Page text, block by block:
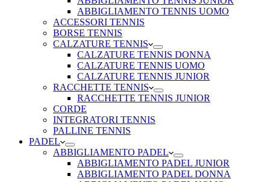
ABBIGLIAMENTO TENNIS UOMO
ACCESSORI TENNIS
BORSE TENNIS
CALZATURE TENNIS
CALZATURE TENNIS DONNA
CALZATURE TENNIS UOMO
CALZATURE TENNIS JUNIOR
RACCHETTE TENNIS
RACCHETTE TENNIS JUNIOR
CORDE
INTEGRATORI TENNIS
PALLINE TENNIS
PADEL
ABBIGLIAMENTO PADEL
ABBIGLIAMENTO PADEL JUNIOR
ABBIGLIAMENTO PADEL DONNA